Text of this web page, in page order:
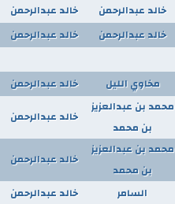
خالد عبدالرحمن خالد عبدالرحمن
خالد عبدالرحمن خالد عبدالرحمن
مخاوي الليل خالد عبدالرحمن
محمد بن عبدالعزيز
بن محمد
خالد عبدالرحمن
محمد بن عبدالعزيز
بن محمد
خالد عبدالرحمن
السامر خالد عبدالرحمن